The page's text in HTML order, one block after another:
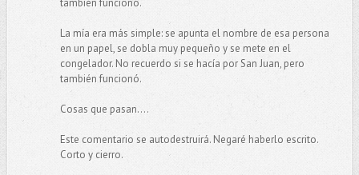
La mía era más simple: se apunta el nombre de esa persona
en un papel, se dobla muy pequeño y se mete en el
congelador. No recuerdo si se hacía por San Juan, pero
también funcionó.
Cosas que pasan....
Este comentario se autodestruirá. Negaré haberlo escrito.
Corto y cierro.